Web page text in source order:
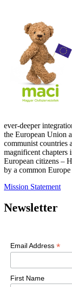
ever-deeper
the European Union
communist countries
magnificent chapters
European citizens –
by a common
Mission Statement
Newsletter
Email Address *
First Name